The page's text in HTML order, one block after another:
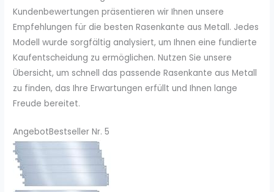
Kundenbewertungen präsentieren wir Ihnen unsere
Empfehlungen für die besten Rasenkante aus Metall. Jedes
Modell wurde sorgfältig analysiert, um Ihnen eine fundierte
Kaufentscheidung zu ermöglichen. Nutzen Sie unsere
Übersicht, um schnell das passende Rasenkante aus Metall
zu finden, das Ihre Erwartungen erfüllt und Ihnen lange
Freude bereitet.
AngebotBestseller Nr. 5